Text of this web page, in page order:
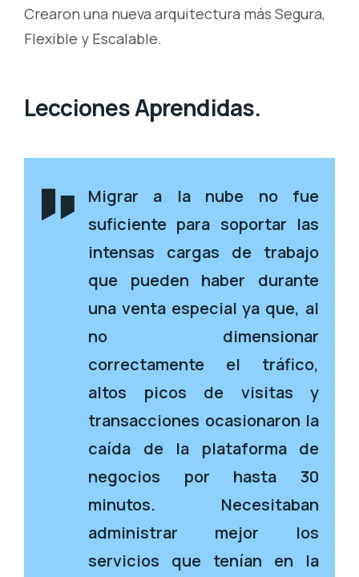
Crearon una nueva arquitectura más Segura,
Flexible y Escalable.
Lecciones Aprendidas.
Migrar a la nube no fue
suficiente para soportar las
intensas cargas de trabajo
que pueden haber durante
una venta especial ya que, al
no dimensionar
correctamente el tráfico,
altos picos de visitas y
transacciones ocasionaron la
caída de la plataforma de
negocios por hasta 30
minutos. Necesitaban
administrar mejor los
servicios que tenían en la